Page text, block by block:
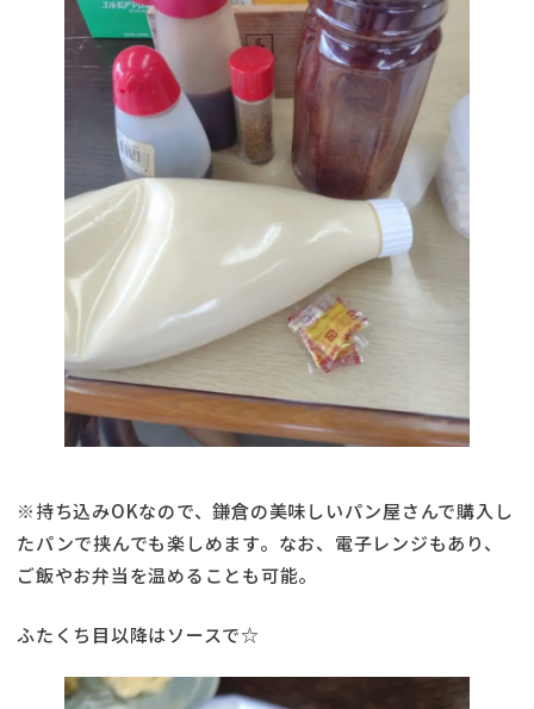
※持ち込みOKなので、鎌倉の美味しいパン屋さんで購入し
たパンで挟んでも楽しめます。なお、電子レンジもあり、
ご飯やお弁当を温めることも可能。
ふたくち目以降はソースで☆